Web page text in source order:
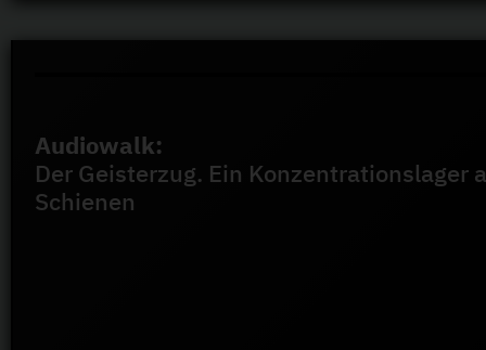
Audiowalk:
Der Geisterzug. Ein Konzentrationslager
Schienen